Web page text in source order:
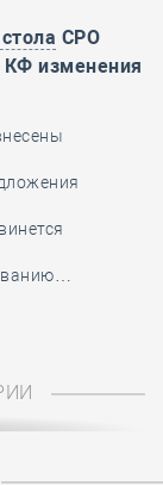
СРО
изменения